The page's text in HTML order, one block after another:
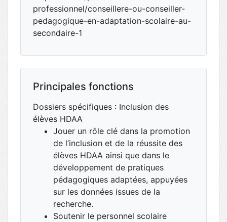
professionnel/conseillere-ou-conseiller-
pedagogique-en-adaptation-scolaire-au-
secondaire-1
Principales fonctions
Dossiers spécifiques : Inclusion des
élèves HDAA
Jouer un rôle clé dans la promotion
de l’inclusion et de la réussite des
élèves HDAA ainsi que dans le
développement de pratiques
pédagogiques adaptées, appuyées
sur les données issues de la
recherche.
Soutenir le personnel scolaire